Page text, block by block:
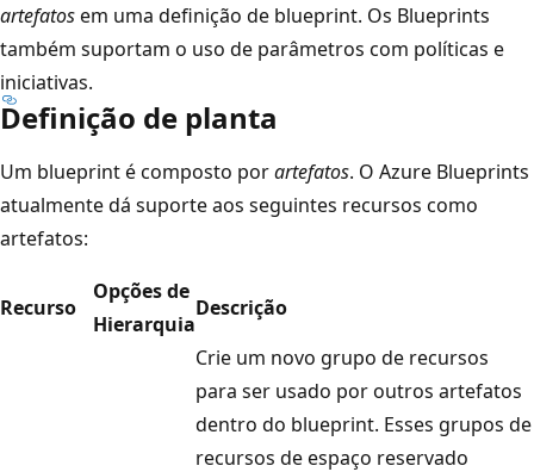
artefatosem uma definição de blueprint. Os Blueprints
também suportam o uso de parâmetros com políticas e
iniciativas.
Definição de planta
Um blueprint é composto porartefatos. O Azure Blueprints
atualmente dá suporte aos seguintes recursos como
artefatos:
Recurso
Opções de
Hierarquia
Descrição
Crie um novo grupo de recursos
para ser usado por outros artefatos
dentro do blueprint. Esses grupos de
recursos de espaço reservado